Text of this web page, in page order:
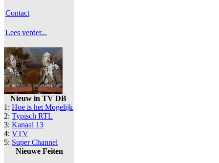
Contact
Lees verder...
Nieuw in TV DB
1: Hoe is het Mogelijk
2: Typisch RTL
3: Kanaal 13
4: VTV
5: Super Channel
Nieuwe Feiten